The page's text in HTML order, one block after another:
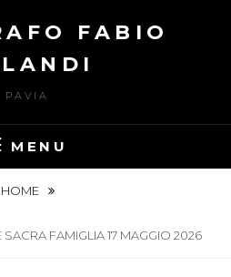
FABIO
PAVIA
MENU
HOME
FAMIGLIA 17 MAGGIO 2026